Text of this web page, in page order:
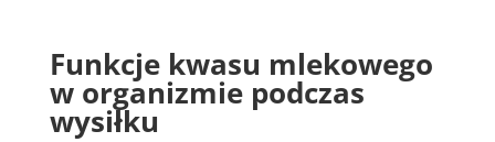
Funkcje kwasu mlekowego
w organizmie podczas
wysiłku